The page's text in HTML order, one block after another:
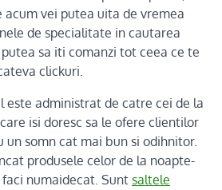
acum vei putea uita de vremea
de specialitate in cautarea
sa iti comanzi tot ceea ce te
clickuri.
este administrat de catre cei de la
isi doresc sa le ofere clientilor
un somn cat mai bun si odihnitor.
produsele celor de la noapte-
numaidecat. Sunt saltele